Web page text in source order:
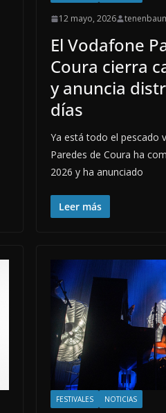
12 mayo, 2026
El Vodafone
Coura cierra
y anuncia
días
Ya está todo el pescado
Paredes de Coura ha
2026 y ha anunciado
Leer más
FESTIVALES NOTICIAS